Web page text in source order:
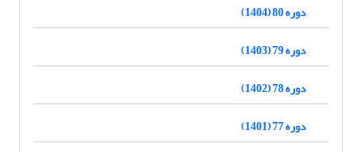
دوره 80 (1404)
دوره 79 (1403)
دوره 78 (1402)
دوره 77 (1401)